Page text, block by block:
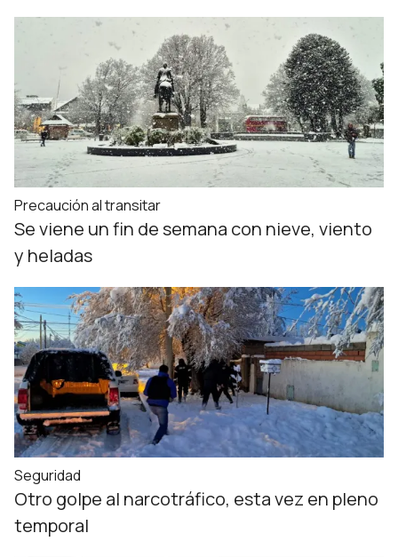
Precaución al transitar
Se viene un fin de semana con nieve, viento
y heladas
Seguridad
Otro golpe al narcotráfico, esta vez en pleno
temporal